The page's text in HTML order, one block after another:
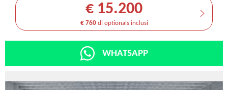
€ 15.200
€ 760di optionals inclusi
WHATSAPP